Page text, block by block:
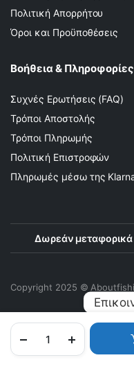
Πολιτική Απορρήτου
Όροι και Προϋποθέσεις
Βοήθεια & Πληροφορίες
Συχνές Ερωτήσεις (FAQ)
Τρόποι Αποστολής
Τρόποι Πληρωμής
Πολιτική Επιστροφών
Πληρωμές μέσω της
Δωρεάν
Copyright 2025 ©
ΑΡΧΙΚΉ ΠΡΟΪΌΝΤΑ